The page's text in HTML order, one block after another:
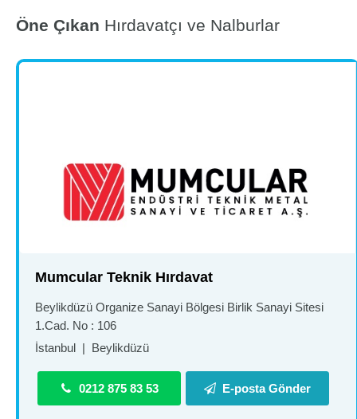
Öne Çıkan Hırdavatçı ve Nalburlar
Mumcular Teknik Hırdavat
Beylikdüzü Organize Sanayi Bölgesi Birlik Sanayi Sitesi
1.Cad. No : 106
İstanbul | Beylikdüzü
0212 875 83 53 E-posta Gönder